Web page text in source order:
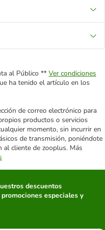
al Público ** Ver condiciones
ha tenido el artículo en los
de correo electrónico para
productos o servicios
momento, sin incurrir en
de transmisión, poniéndote
al cliente de zooplus. Más
descuentos
especiales y